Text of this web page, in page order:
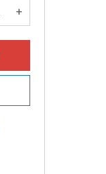
+